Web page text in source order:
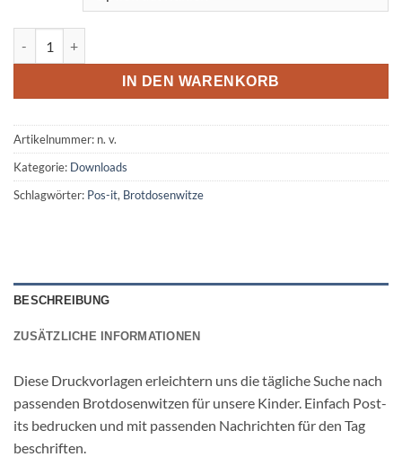
IN DEN WARENKORB
Artikelnummer: n. v.
Kategorie: Downloads
Schlagwörter: Pos-it, Brotdosenwitze
BESCHREIBUNG
ZUSÄTZLICHE INFORMATIONEN
Diese Druckvorlagen erleichtern uns die tägliche Suche nach
passenden Brotdosenwitzen für unsere Kinder. Einfach Post-
its bedrucken und mit passenden Nachrichten für den Tag
beschriften.